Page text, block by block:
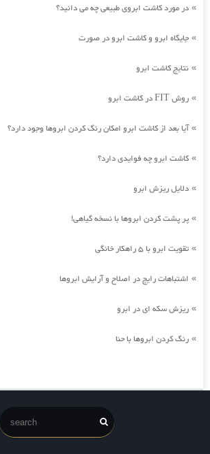
» در مورد کاشت ابروی طبیعی چه می دانید؟
» جایگاه ابرو و کاشت ابرو در صورت
» نتایج کاشت ابرو
» روش FIT در کاشت ابرو
»آیا بعد از کاشت ابرو امکان رنگ کردن ابروها وجود دارد؟
» کاشت ابرو چه فوایدی دارد؟
» دلایل ریزش ابرو
» پر پشت کردن ابروها با نسخه گیاهی!
» تقویت ابرو با 5 راهکار خانگی
» اشتباهات رایج در اصلاح و آرایش ابروها
» ریزش سکه ای در ابرو
» رنگ کردن ابروها با حنا